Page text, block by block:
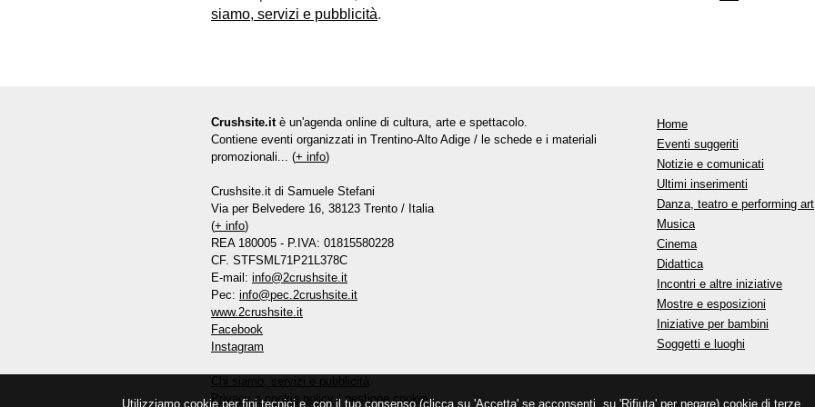
siamo, servizi e pubblicità.
Crushsite.it è un'agenda online di cultura, arte e spettacolo.
Contiene eventi organizzati in Trentino-Alto Adige / le schede e i materiali
promozionali... (+ info)
Crushsite.it di Samuele Stefani
Via per Belvedere 16, 38123 Trento / Italia
(+ info)
REA 180005 - P.IVA: 01815580228
CF. STFSML71P21L378C
E-mail: info@2crushsite.it
Pec: info@pec.2crushsite.it
www.2crushsite.it
Facebook
Instagram
Privacy e cookie policy
/ gestione cookie
Home
Eventi suggeriti
Notizie e comunicati
Ultimi inserimenti
Danza, teatro e performing art
Musica
Cinema
Didattica
Incontri e altre iniziative
Mostre e esposizioni
Iniziative per bambini
Soggetti e luoghi
Utilizziamo cookie per fini tecnici e, con il tuo consenso (clicca su 'Accetta' se acconsenti, su 'Rifiuta' per negare) cookie di terze